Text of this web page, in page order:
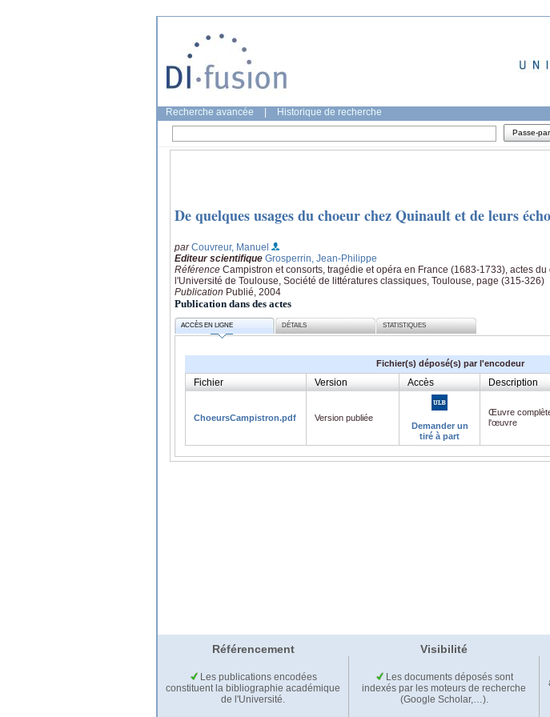
Recherche avancée Historique de recherche
Passe-
De quelques usages du choeur chez Quinault et de leurs
parCouvreur, Manuel
Editeur scientifique Grosperrin, Jean-Philippe
Référence Campistron et consorts, tragédie et opéra en France (1683-1733), actes
l'Université de Toulouse, Société de littératures classiques, Toulouse, page (315-326)
Publication Publié, 2004
Publication dans des actes
ACCÈS EN LIGNE DÉTAILS STATISTIQUES
Fichier(s) déposé(s) par l'encodeur
Fichier Version Accès Description
ChoeursCampistron.pdf
Version publiée
Demander un
tiré à part
Œuvre
l'œuvre
Référencement Visibilité
Les publications encodées
constituent la bibliographie académique
de l'Université.
Les documents déposés sont
indexés par les moteurs de recherche
(Google Scholar,…).